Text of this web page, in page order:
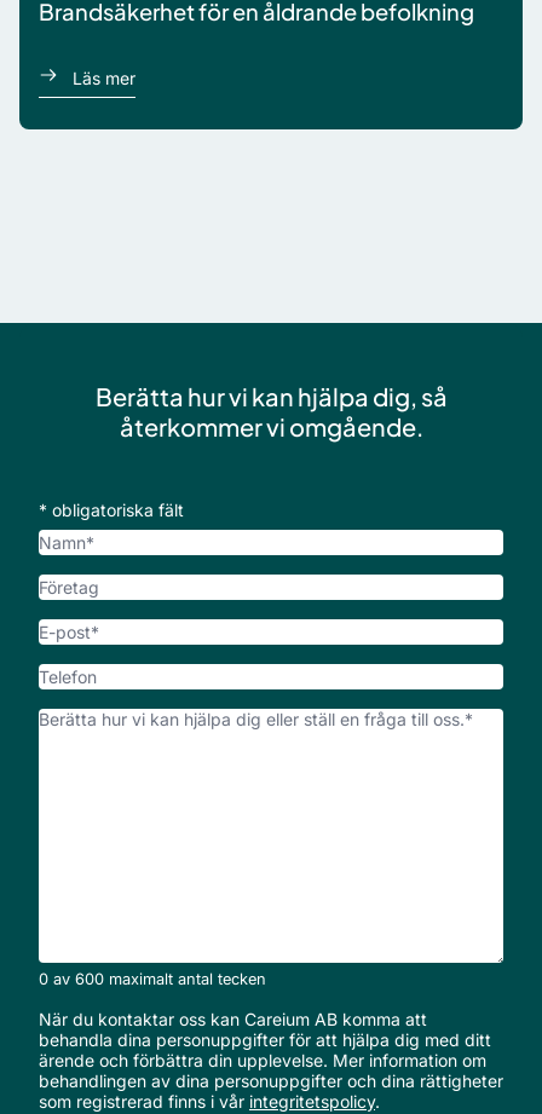
Brandsäkerhet för en åldrande befolkning
Läs merom Brandsäkerhet för en åldrande befolkning
Berätta hur vi kan hjälpa dig, så
återkommer vi omgående.
* obligatoriska fält
Namn
Företag
E-
Telefon
Vad
0 av 600 maximalt antal tecken
När du kontaktar oss kan Careium AB komma att
behandla dina personuppgifter för att hjälpa dig med ditt
ärende och förbättra din upplevelse. Mer information om
behandlingen av dina personuppgifter och dina rättigheter
som registrerad finns i vår integritetspolicy.